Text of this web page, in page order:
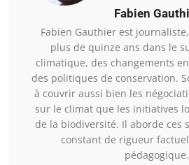
Fabien
Fabien Gauthier est
plus de quinze ans dans le
climatique, des changements
des politiques de conservation.
à couvrir aussi bien les
sur le climat que les initiatives
de la biodiversité. Il aborde ces
constant de rigueur
pédagogique.